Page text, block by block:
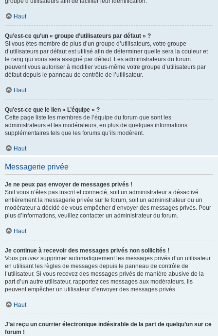
Haut
Qu’est-ce qu’un « groupe d’utilisateurs par défaut » ?
Si vous êtes membre de plus d’un groupe d’utilisateurs, votre groupe
d’utilisateurs par défaut est utilisé afin de déterminer quelle sera la couleur et
le rang qui vous sera assigné par défaut. Les administrateurs du forum
peuvent vous autoriser à modifier vous-même votre groupe d’utilisateurs par
défaut depuis le panneau de contrôle de l’utilisateur.
Haut
Qu’est-ce que le lien « L’équipe » ?
Cette page liste les membres de l’équipe du forum que sont les
administrateurs et les modérateurs, en plus de quelques informations
supplémentaires tels que les forums qu’ils modèrent.
Haut
Messagerie privée
Je ne peux pas envoyer de messages privés !
Soit vous n’êtes pas inscrit et connecté, soit un administrateur a désactivé
entièrement la messagerie privée sur le forum, soit un administrateur ou un
modérateur a décidé de vous empêcher d’envoyer des messages privés. Pour
plus d’informations, veuillez contacter un administrateur du forum.
Haut
Je continue à recevoir des messages privés non sollicités !
Vous pouvez supprimer automatiquement les messages privés d’un utilisateur
en utilisant les règles de messages depuis le panneau de contrôle de
l’utilisateur. Si vous recevez des messages privés de manière abusive de la
part d’un autre utilisateur, rapportez ces messages aux modérateurs. Ils
peuvent empêcher un utilisateur d’envoyer des messages privés.
Haut
J’ai reçu un courrier électronique indésirable de la part de quelqu’un sur ce
forum !